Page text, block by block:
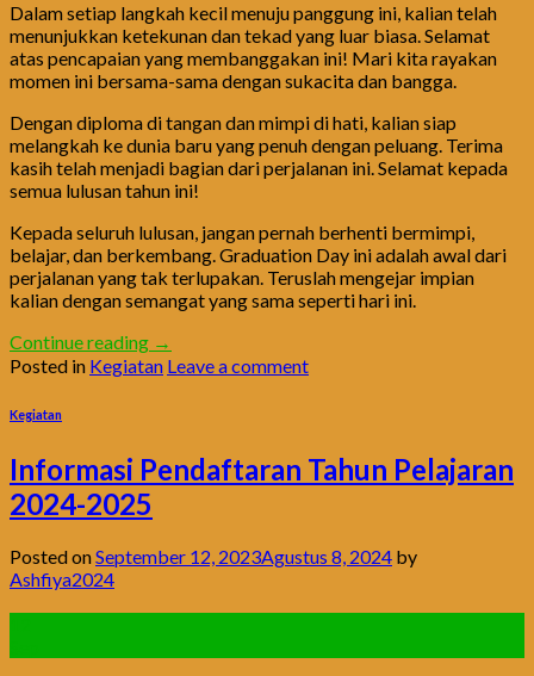
Dalam setiap langkah kecil menuju panggung ini, kalian telah
menunjukkan ketekunan dan tekad yang luar biasa. Selamat
atas pencapaian yang membanggakan ini! Mari kita rayakan
momen ini bersama-sama dengan sukacita dan bangga.
Dengan diploma di tangan dan mimpi di hati, kalian siap
melangkah ke dunia baru yang penuh dengan peluang. Terima
kasih telah menjadi bagian dari perjalanan ini. Selamat kepada
semua lulusan tahun ini!
Kepada seluruh lulusan, jangan pernah berhenti bermimpi,
belajar, dan berkembang. Graduation Day ini adalah awal dari
perjalanan yang tak terlupakan. Teruslah mengejar impian
kalian dengan semangat yang sama seperti hari ini.
Continue reading →
Posted in Kegiatan Leave a comment
Kegiatan
Informasi Pendaftaran Tahun Pelajaran
2024-2025
Posted onSeptember 12, 2023Agustus 8, 2024 by
Ashfiya2024